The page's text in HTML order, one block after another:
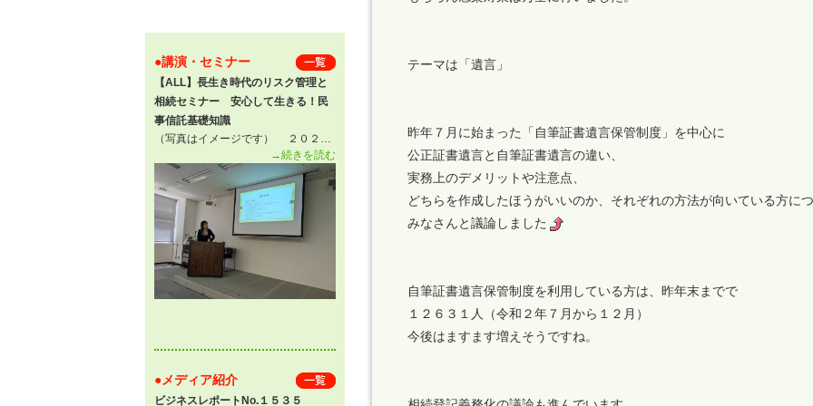
テーマは「遺言」
昨年７月に始まった「自筆証書遺言保管制度」を中心に
公正証書遺言と自筆証書遺言の違い、
実務上のデメリットや注意点、
どちらを作成したほうがいいのか、それぞれの方法が向いている方に
みなさんと議論しました
自筆証書遺言保管制度を利用している方は、昨年末までで
１２６３１人（令和２年７月から１２月）
今後はますます増えそうですね。
●講演・セミナー
【ALL】長生き時代のリスク管理と
相続セミナー 安心して生きる！民
事信託基礎知識
（写真はイメージです） ２０２…
→続きを読む
●メディア紹介
ビジネスレポートNo.１５３５